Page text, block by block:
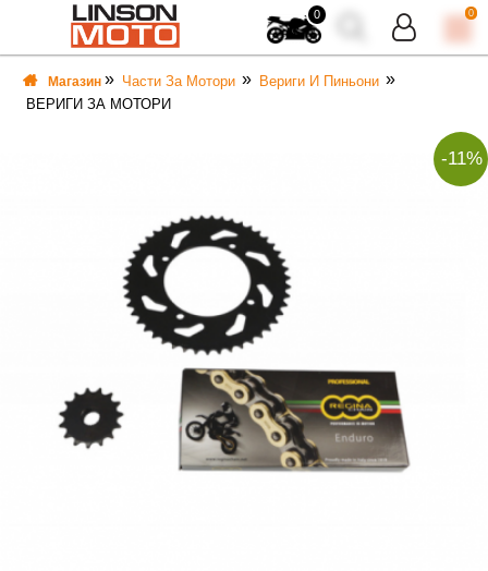
0 0
Магазин Части За Мотори
Вериги И Пиньони
ВЕРИГИ ЗА МОТОРИ
-11%